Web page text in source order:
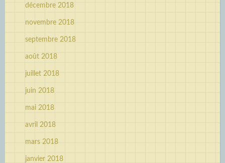
décembre 2018
novembre 2018
septembre 2018
août 2018
juillet 2018
juin 2018
mai 2018
avril 2018
mars 2018
janvier 2018